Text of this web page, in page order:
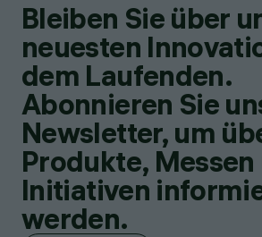
Bleiben Sie über
neuesten
dem Laufenden.
Abonnieren Sie
Newsletter, um
Produkte, Messen
Initiativen
werden.